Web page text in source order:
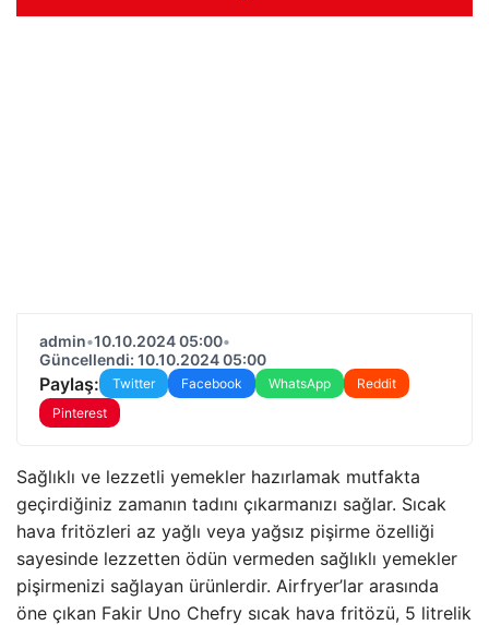
admin•10.10.2024 05:00•
Güncellendi: 10.10.2024 05:00
Paylaş: Twitter Facebook WhatsApp
Reddit
Pinterest
Sağlıklı ve lezzetli yemekler hazırlamak mutfakta
geçirdiğiniz zamanın tadını çıkarmanızı sağlar. Sıcak
hava fritözleri az yağlı veya yağsız pişirme özelliği
sayesinde lezzetten ödün vermeden sağlıklı yemekler
pişirmenizi sağlayan ürünlerdir. Airfryer’lar arasında
öne çıkan Fakir Uno Chefry sıcak hava fritözü, 5 litrelik